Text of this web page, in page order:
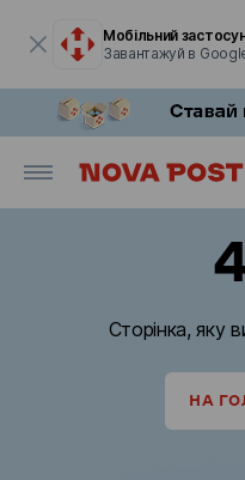
Мобільний
Завантажуй в
Сторінка, яку
НА